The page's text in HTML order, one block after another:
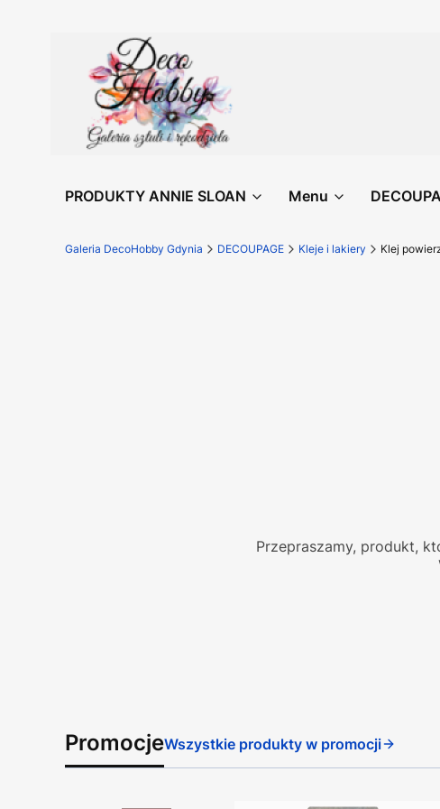
PRODUKTY ANNIE SLOAN Menu
Galeria DecoHobby Gdynia DECOUPAGE Kleje i lakiery Klej
Przepraszamy, produkt,
PromocjeWszystkie produkty w promocji